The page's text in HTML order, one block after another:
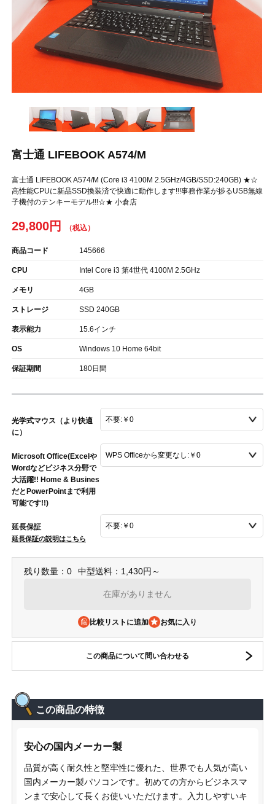
富士通 LIFEBOOK A574/M
富士通 LIFEBOOK A574/M (Core i3 4100M 2.5GHz/4GB/SSD:240GB) ★☆
高性能CPUに新品SSD換装済で快適に動作します!!!事務作業が捗るUSB無線
子機付のテンキーモデル!!!☆★ 小倉店
29,800円
商品コード 145666
CPU Intel Core i3 第4世代 4100M 2.5GHz
メモリ 4GB
ストレージ SSD 240GB
表示能力 15.6インチ
OS Windows 10 Home 64bit
保証期間 180日間
光学式マウス（より快適
に）
Microsoft Office(Excelや
Wordなどビジネス分野で
大活躍!! Home & Busines
だとPowerPointまで利用
可能です!!)
延長保証
延長保証の説明はこちら
残り数量：0 中型送料：1,430円～
在庫がありません
比較リストに追加
この商品について問い合わせる
この商品の特徴
安心の国内メーカー製
品質が高く耐久性と堅牢性に優れた、世界でも人気が高い
国内メーカー製パソコンです。初めての方からビジネスマ
ンまで安心して長くお使いいただけます。入力しやすいキ